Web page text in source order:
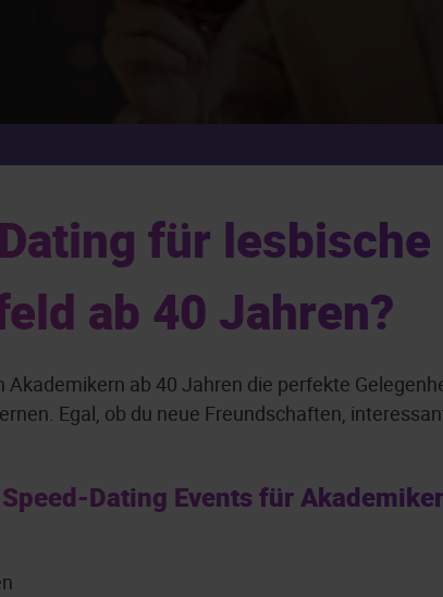
für
ab 40 Jahren?
ab 40 Jahren die perfekte
Egal, ob du neue Freundschaften,
Dating Events für